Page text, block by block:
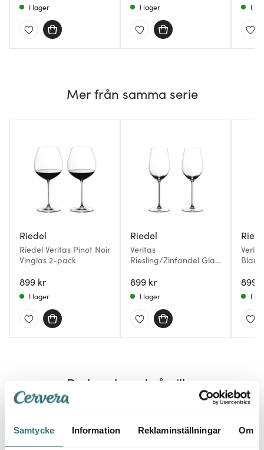
Samtycke Information Reklaminställningar Om
I lager I lager I
Mer från samma serie
Riedel
Riedel Veritas Pinot Noir
Vinglas 2-pack
899 kr
I lager
Riedel
Veritas
Riesling/Zinfandel Glas
899 kr
I lager
899
I
Du kanske också gillar